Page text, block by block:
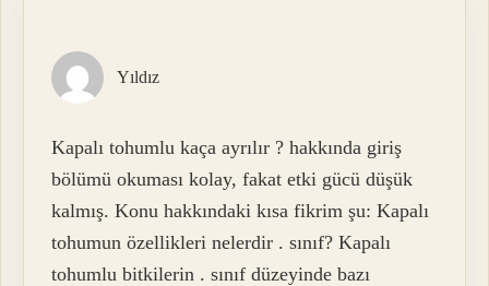
Yıldız
Kapalı tohumlu kaça ayrılır ? hakkında giriş
bölümü okuması kolay, fakat etki gücü düşük
kalmış. Konu hakkındaki kısa fikrim şu: Kapalı
tohumun özellikleri nelerdir . sınıf? Kapalı
tohumlu bitkilerin . sınıf düzeyinde bazı